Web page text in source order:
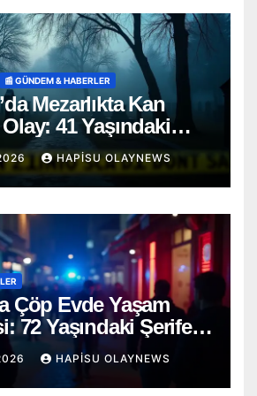
📰 GÜNDEM & HABERLER
Mezarlıkta Kan
41 Yaşındaki
Asılı Bulundu
HAPISU OLAYNEWS
Çöp Evde Yaşam
72 Yaşındaki Şerife
Şekilde Kurtarıldı
HAPISU OLAYNEWS